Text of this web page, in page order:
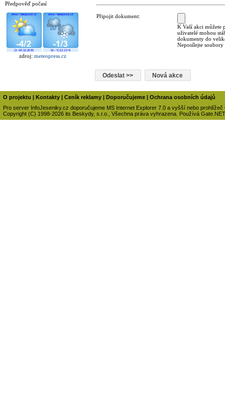
Předpověď počasí
zdroj: meteopress.cz
Připojit dokument:
K Vaší akci můžete
uživatelé mohou
dokumenty do
Neposílejte
O projektu | Kontakty | Ceník reklamy | Doporučujeme | Ochrana osobních údajů
Pro server InfoJeseniky.cz doporučujeme MS Internet Explorer 7.0 a vyšší nebo prohlížeč
Copyright (C) 1998-2026 its Beskydy, s.r.o., Všechna práva vyhrazena. Používá